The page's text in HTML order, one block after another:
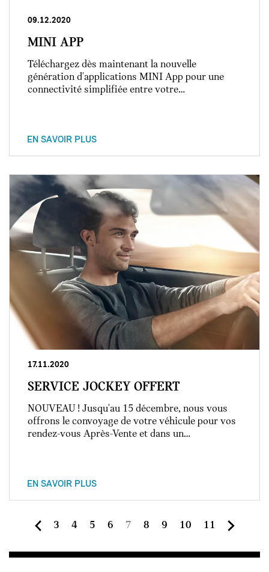
09.12.2020
MINI APP
Téléchargez dès maintenant la nouvelle
génération d'applications MINI App pour une
connectivité simplifiée entre votre…
EN SAVOIR PLUS
17.11.2020
SERVICE JOCKEY OFFERT
NOUVEAU ! Jusqu'au 15 décembre, nous vous
offrons le convoyage de votre véhicule pour vos
rendez-vous Après-Vente et dans un…
EN SAVOIR PLUS
Page
3 Page
4 Page
5 Page
6
Page
7 Page
8 Page
9 Page
10 Page
11